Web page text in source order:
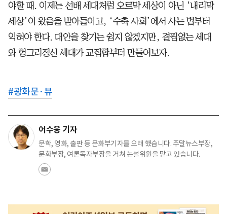
야할 때. 이제는 선배 세대처럼 오르막 세상이 아닌 ‘내리막
세상’이 왔음을 받아들이고, ‘수축 사회’에서 사는 법부터
익혀야 한다. 대안을 찾기는 쉽지 않겠지만, 결핍없는 세대
와 헝그리정신 세대가 교집합부터 만들어보자.
#광화문·뷰
어수웅 기자
문학, 영화, 출판 등 문화부기자를 오래 했습니다. 주말뉴스부장,
문화부장, 여론독자부장을 거쳐 논설위원을 맡고 있습니다.